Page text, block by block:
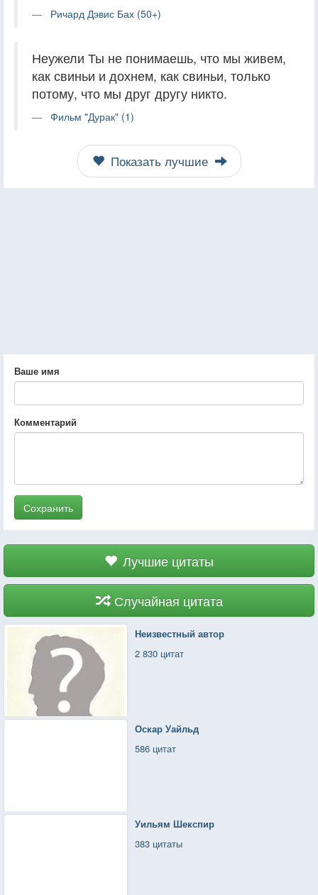
Ричард Дэвис Бах (50+)
Неужели Ты не понимаешь, что мы живем,
как свиньи и дохнем, как свиньи, только
потому, что мы друг другу никто.
Фильм "Дурак" (1)
Показать лучшие
Ваше имя
Комментарий
Сохранить
Лучшие цитаты
Случайная цитата
Неизвестный автор
2 830 цитат
Оскар Уайльд
586 цитат
Уильям Шекспир
383 цитаты